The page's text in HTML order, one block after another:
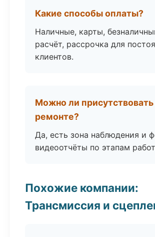
Какие способы оплаты?
Наличные, карты,
расчёт, рассрочка для
клиентов.
Можно ли присутствовать
ремонте?
Да, есть зона наблюдения и
видеоотчёты по этапам
Похожие компании:
Трансмиссия и